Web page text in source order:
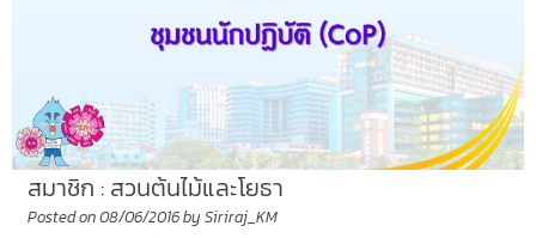
สมาชิก : สวนต้นไม้และโยธา
Posted on08/06/2016by Siriraj_KM